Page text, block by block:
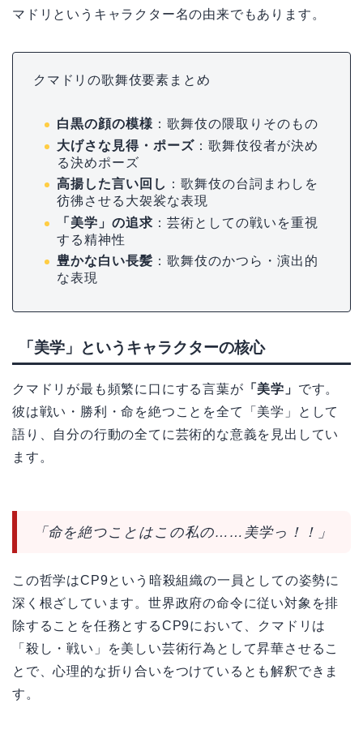
マドリというキャラクター名の由来でもあります。
クマドリの歌舞伎要素まとめ
白黒の顔の模様 ：歌舞伎の隈取りそのもの
大げさな見得・ポーズ ：歌舞伎役者が決め
る決めポーズ
高揚した言い回し ：歌舞伎の台詞まわしを
彷彿させる大袈裟な表現
「美学」の追求 ：芸術としての戦いを重視
する精神性
豊かな白い長髪 ：歌舞伎のかつら・演出的
な表現
「美学」というキャラクターの核心
クマドリが最も頻繁に口にする言葉が 「美学」 です。
彼は戦い・勝利・命を絶つことを全て「美学」として
語り、自分の行動の全てに芸術的な意義を見出してい
ます。
「命を絶つことはこの私の……美学っ！！」
この哲学はCP9という暗殺組織の一員としての姿勢に
深く根ざしています。世界政府の命令に従い対象を排
除することを任務とするCP9において、クマドリは
「殺し・戦い」を美しい芸術行為として昇華させるこ
とで、心理的な折り合いをつけているとも解釈できま
す。